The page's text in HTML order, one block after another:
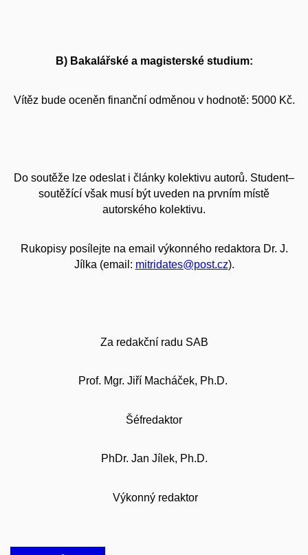
B) Bakalářské a magisterské studium:
Vítěz bude oceněn finanční odměnou v hodnotě: 5000 Kč.
Do soutěže lze odeslat i články kolektivu autorů. Student–
soutěžící však musí být uveden na prvním místě
autorského kolektivu.
Rukopisy posílejte na email výkonného redaktora Dr. J.
Jílka (email: mitridates@post.cz).
Za redakční radu SAB
Prof. Mgr. Jiří Macháček, Ph.D.
Šéfredaktor
PhDr. Jan Jílek, Ph.D.
Výkonný redaktor